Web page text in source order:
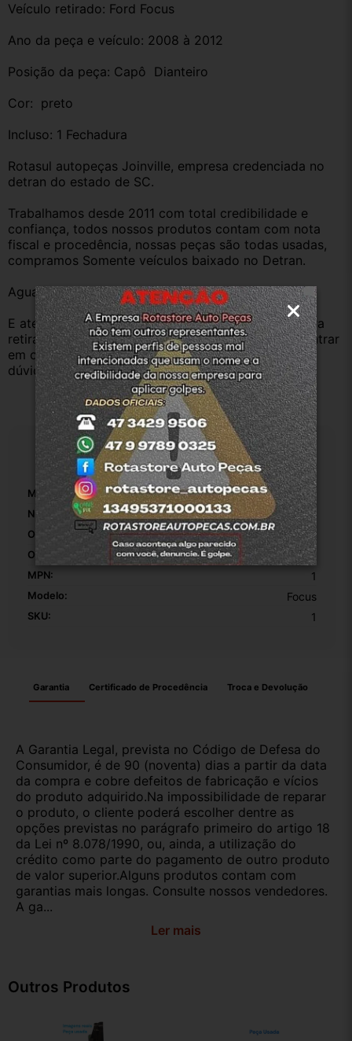
Veículo retirado: Ford Focus
Ano da peça e veículo: 2008 à 2012
Posição da peça: Capô  Dianteiro
Cor:  preto
Incluso: 1 Fechadura
Rotasul autopeças Joinville, empresa credenciada no
detran do estado de SC.
Trabalhamos desde 2011 com total credibilidade e
confiança, todos nossos produtos contam com nota
fiscal e procedência, nossas peças são todas usadas,
compramos Somente veículos baixado no Detran.
Aguardamos sua pergunta ou compra.
E atenderemos o quanto antes, caso o cliente prefira
retirar na nossa loja física também aceitamos, só entrar
em contato com a equipe Rotasul e tiramos suas
dúvidas.
Especificações
Marca: Ford
Número De Peça: 3m5116700bc
Origem: Original
OEM: 1
MPN: 1
Modelo: Focus
SKU: 1
Garantia Certificado de Procedência Troca e Devolução
A Garantia Legal, prevista no Código de Defesa do
Consumidor, é de 90 (noventa) dias a partir da data
da compra e cobre defeitos de fabricação e vícios
do produto adquirido.Na impossibilidade de reparar
o produto, o cliente poderá escolher dentre as
opções previstas no parágrafo primeiro do artigo 18
da Lei nº 8.078/1990, ou, ainda, a utilização do
crédito como parte do pagamento de outro produto
de valor superior.Alguns produtos contam com
garantias mais longas. Consulte nossos vendedores.
A ga...
Ler mais
Outros Produtos